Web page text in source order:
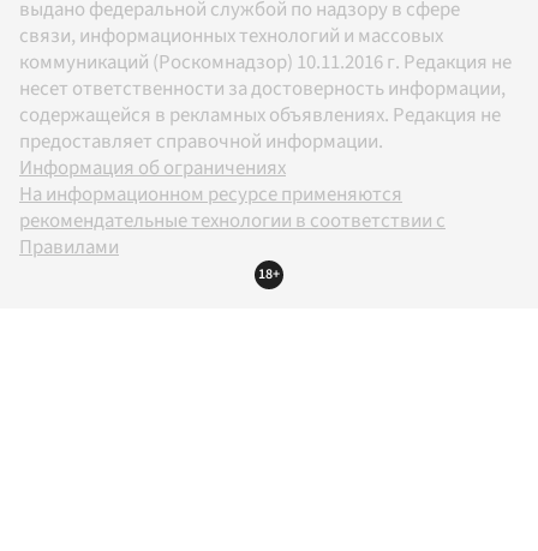
выдано федеральной службой по надзору в сфере
связи, информационных технологий и массовых
коммуникаций (Роскомнадзор) 10.11.2016 г. Редакция не
несет ответственности за достоверность информации,
содержащейся в рекламных объявлениях. Редакция не
предоставляет справочной информации.
Информация об ограничениях
На информационном ресурсе применяются
рекомендательные технологии в соответствии с
Правилами
18+